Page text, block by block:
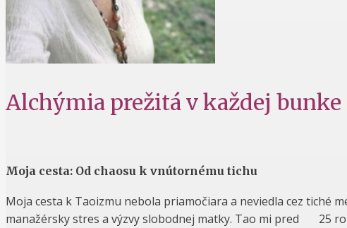
Alchýmia prežitá v každej bunke
Moja cesta: Od chaosu k vnútornému tichu
Moja cesta k Taoizmu nebola priamočiara a neviedla cez tiché
manažérsky stres a výzvy slobodnej matky. Tao mi pred 25